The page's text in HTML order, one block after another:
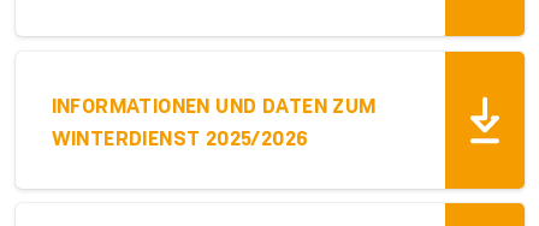
INFORMATIONEN UND DATEN ZUM
WINTERDIENST 2025/2026